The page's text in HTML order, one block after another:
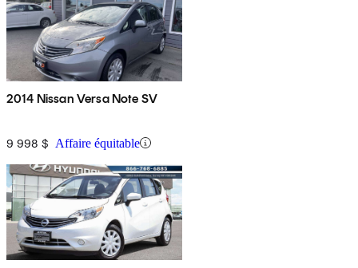
2014 Nissan Versa Note SV
9 998 $ Affaire équitable